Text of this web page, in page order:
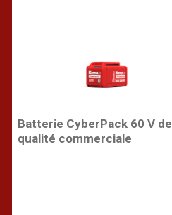
Batterie CyberPack 60 V de
qualité commerciale